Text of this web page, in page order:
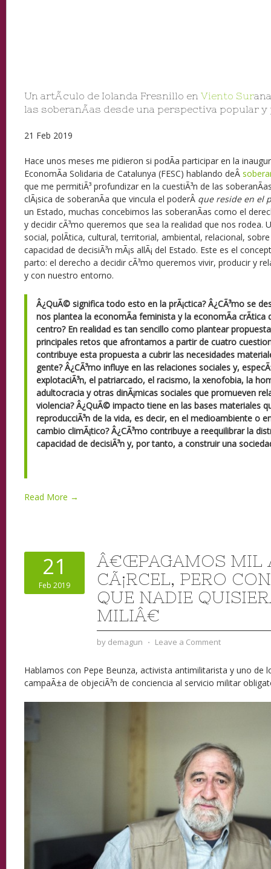
Un artÃ­culo de Iolanda Fresnillo en Viento Sur
las soberanÃ­as desde una perspectiva popular y
21 Feb 2019
Hace unos meses me pidieron si podÃ­a participar en la
EconomÃ­a Solidaria de Catalunya (FESC) hablando deÂ
que me permitiÃ³ profundizar en la cuestiÃ³n de las
clÃ¡sica de soberanÃ­a que vincula el poderÂ que reside en el
un Estado, muchas concebimos las soberanÃ­as como el
y decidir cÃ³mo queremos que sea la realidad que nos rodea.
social, polÃ­tica, cultural, territorial, ambiental, relacional,
capacidad de decisiÃ³n mÃ¡s allÃ¡ del Estado. Este es el
parto: el derecho a decidir cÃ³mo queremos vivir, producir y
y con nuestro entorno.
Â¿QuÃ© significa todo esto en la prÃ¡ctica? Â¿CÃ³mo se
nos plantea la economÃ­a feminista y la economÃ­a crÃ­tica
centro? En realidad es tan sencillo como plantear
principales retos que afrontamos a partir de cuatro
contribuye esta propuesta a cubrir las necesidades
gente? Â¿CÃ³mo influye en las relaciones sociales y,
explotaciÃ³n, el patriarcado, el racismo, la xenofobia, la
adultocracia y otras dinÃ¡micas sociales que promueven
violencia? Â¿QuÃ© impacto tiene en las bases materiales
reproducciÃ³n de la vida, es decir, en el medioambiente o
cambio climÃ¡tico? Â¿CÃ³mo contribuye a reequilibrar la
capacidad de decisiÃ³n y, por tanto, a construir una
Read More →
21
Feb 2019
Â€ŒPAGAMOS MIL
CÃ¡RCEL, PERO
QUE NADIE
MILIÂ€
by demagun ⋅ Leave a Comment
Hablamos con Pepe Beunza, activista antimilitarista y uno de
campaÃ±a de objeciÃ³n de conciencia al servicio militar